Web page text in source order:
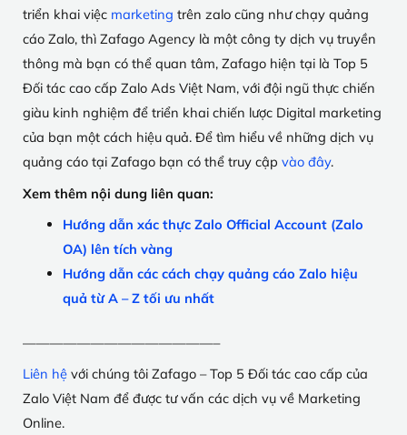
triển khai việc marketing trên zalo cũng như chạy quảng
cáo Zalo, thì Zafago Agency là một công ty dịch vụ truyền
thông mà bạn có thể quan tâm, Zafago hiện tại là Top 5
Đối tác cao cấp Zalo Ads Việt Nam, với đội ngũ thực chiến
giàu kinh nghiệm để triển khai chiến lược Digital marketing
của bạn một cách hiệu quả. Để tìm hiểu về những dịch vụ
quảng cáo tại Zafago bạn có thể truy cập vào đây.
Xem thêm nội dung liên quan:
Hướng dẫn xác thực Zalo Official Account (Zalo
OA) lên tích vàng
Hướng dẫn các cách chạy quảng cáo Zalo hiệu
quả từ A – Z tối ưu nhất
——————————————–
Liên hệ với chúng tôi Zafago – Top 5 Đối tác cao cấp của
Zalo Việt Nam để được tư vấn các dịch vụ về Marketing
Online.